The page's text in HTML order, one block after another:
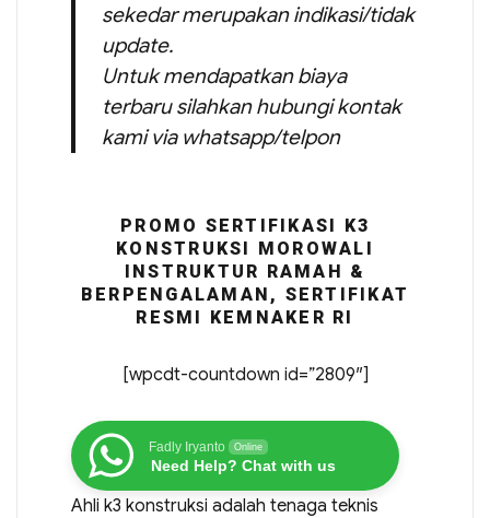
sekedar merupakan indikasi/tidak
update.
Untuk mendapatkan biaya
terbaru silahkan hubungi kontak
kami via whatsapp/telpon
PROMO SERTIFIKASI K3
KONSTRUKSI MOROWALI
INSTRUKTUR RAMAH &
BERPENGALAMAN, SERTIFIKAT
RESMI KEMNAKER RI
[wpcdt-countdown id=”2809″]
Fadly Iryanto Online
Need Help? Chat with us
Ahli k3 konstruksi adalah tenaga teknis